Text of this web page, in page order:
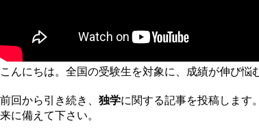
こんにちは。全国の受験生を対象に、成績が伸び
前回から引き続き、 独学に関する記事を投稿します。
来に備えて下さい。